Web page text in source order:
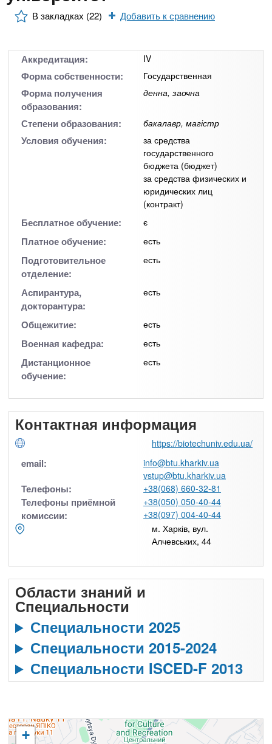
n
t
s
o
х
За рубежом
В закладках (22) Добавить к сравнению
Аккредитация: IV
Форма собственности: Государственная
Форма получения
образования:
денна, заочна
Степени образования: бакалавр, магістр
Условия обучения:
за средства
государственного
бюджета (бюджет)
за средства физических и
юридических лиц
(контракт)
Бесплатное обучение: є
Платное обучение: есть
Подготовительное
отделение:
есть
Аспирантура,
докторантура:
есть
Общежитие: есть
Военная кафедра: есть
Дистанционное
обучение:
есть
Контактная информация
https://biotechuniv.edu.ua/
email:
info@btu.kharkiv.ua
vstup@btu.kharkiv.ua
Телефоны: +38(068) 660-32-81
Телефоны приёмной
комиссии:
+38(050) 050-40-44
+38(097) 004-40-44
м. Харків, вул.
Алчевських, 44
Области знаний и
Специальности
Специальности 2025
Специальности 2015-2024
Специальности ISCED-F 2013
+